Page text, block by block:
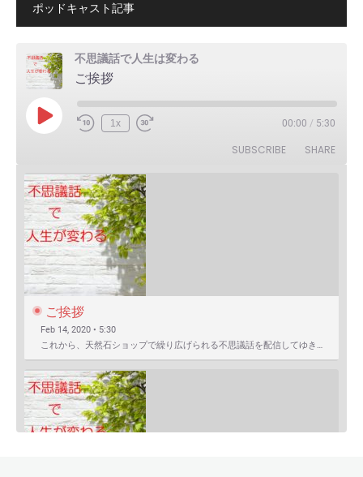
ポッドキャスト記事
不思議話で人生は変わる
ご挨拶
Play
Episode
1x 00:00 / 5:30
SUBSCRIBE SHARE
ご挨拶
Feb 14, 2020 • 5:30
これから、天然石ショップで繰り広げられる不思議話を配信してゆきます。 まずは自己紹介を含めたご挨拶か…